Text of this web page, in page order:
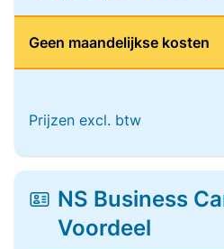
Geen maandelijkse kosten
Prijzen excl. btw
NS Business
Voordeel